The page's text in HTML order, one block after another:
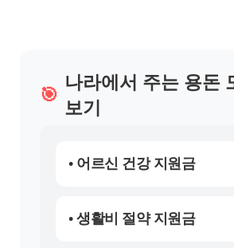
🎯
나라에서 주는 용돈
보기
• 어르신 건강 지원금
• 생활비 절약 지원금